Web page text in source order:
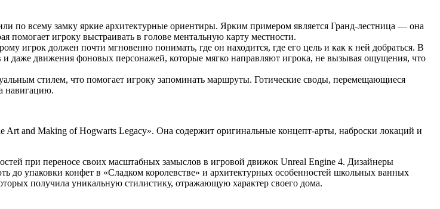
по всему замку яркие архитектурные ориентиры. Ярким примером является Гранд-лестница — она
игроку выстраивать в голове ментальную карту местности.
игрок должен почти мгновенно понимать, где он находится, где его цель и как к ней добраться. В
даже движения фоновых персонажей, которые мягко направляют игрока, не вызывая ощущения, что
стилем, что помогает игроку запоминать маршруты. Готические своды, перемещающиеся
навигацию.
Art and Making of Hogwarts Legacy». Она содержит оригинальные концепт-арты, наброски локаций и
при переносе своих масштабных замыслов в игровой движок Unreal Engine 4. Дизайнеры
до упаковки конфет в «Сладком королевстве» и архитектурных особенностей школьных ванных
получила уникальную стилистику, отражающую характер своего дома.